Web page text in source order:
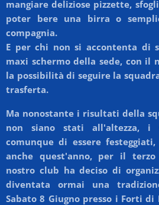
mangiare deliziose pizzette,
poter bere una birra o
compagnia.
E per chi non si accontenta di
maxi schermo della sede, con il
la possibilità di seguire la
trasferta.
Ma nonostante i risultati della
non siano stati all'altezza, i
comunque di essere
anche quest'anno, per il
nostro club ha deciso di
diventata ormai una
Sabato 8 Giugno presso i Forti